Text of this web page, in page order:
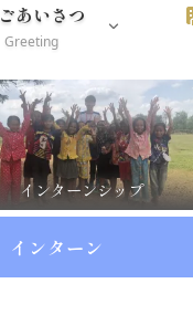
ごあいさつ
Greeting
インターンシップ
インターン